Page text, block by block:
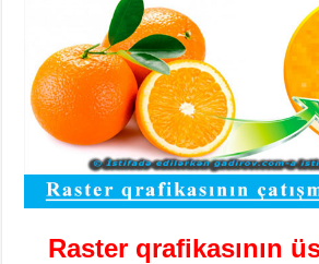
Raster qrafikasının